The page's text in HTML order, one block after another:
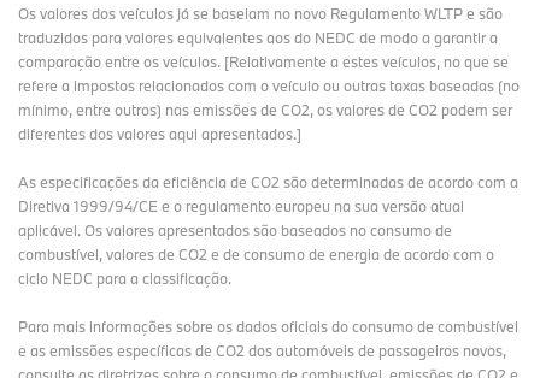
Os valores dos veículos já se baseiam no novo Regulamento WLTP e são
traduzidos para valores equivalentes aos do NEDC de modo a garantir a
comparação entre os veículos. [Relativamente a estes veículos, no que se
refere a impostos relacionados com o veículo ou outras taxas baseadas (no
mínimo, entre outros) nas emissões de CO2, os valores de CO2 podem ser
diferentes dos valores aqui apresentados.]
As especificações da eficiência de CO2 são determinadas de acordo com a
Diretiva 1999/94/CE e o regulamento europeu na sua versão atual
aplicável. Os valores apresentados são baseados no consumo de
combustível, valores de CO2 e de consumo de energia de acordo com o
ciclo NEDC para a classificação.
Para mais informações sobre os dados oficiais do consumo de combustível
e as emissões específicas de CO2 dos automóveis de passageiros novos,